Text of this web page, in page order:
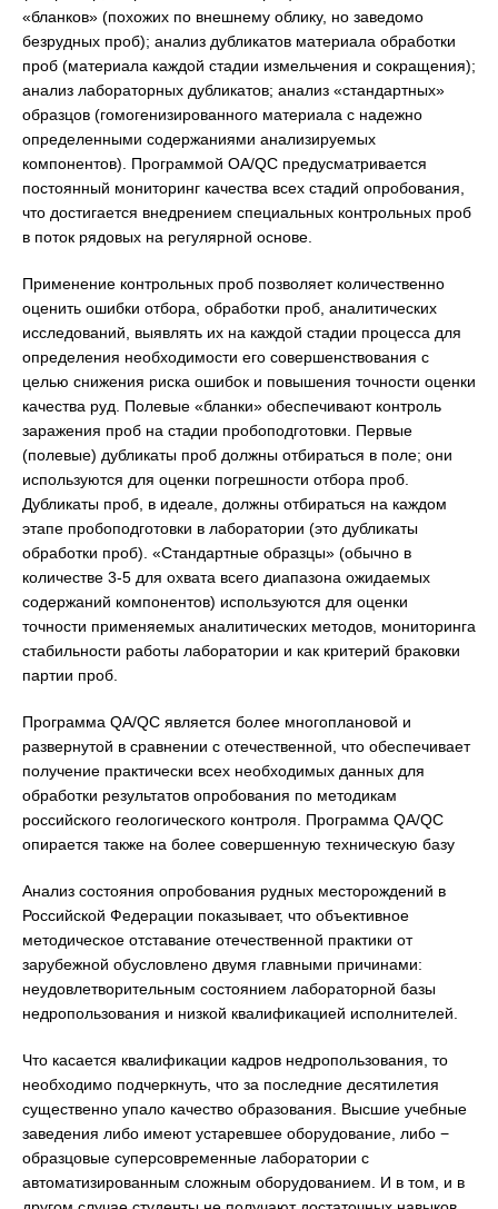
«бланков» (похожих по внешнему облику, но заведомо
безрудных проб); анализ дубликатов материала обработки
проб (материала каждой стадии измельчения и сокращения);
анализ лабораторных дубликатов; анализ «стандартных»
образцов (гомогенизированного материала с надежно
определенными содержаниями анализируемых
компонентов). Программой OA/QC предусматривается
постоянный мониторинг качества всех стадий опробования,
что достигается внедрением специальных контрольных проб
в поток рядовых на регулярной основе.
Применение контрольных проб позволяет количественно
оценить ошибки отбора, обработки проб, аналитических
исследований, выявлять их на каждой стадии процесса для
определения необходимости его совершенствования с
целью снижения риска ошибок и повышения точности оценки
качества руд. Полевые «бланки» обеспечивают контроль
заражения проб на стадии пробоподготовки. Первые
(полевые) дубликаты проб должны отбираться в поле; они
используются для оценки погрешности отбора проб.
Дубликаты проб, в идеале, должны отбираться на каждом
этапе пробоподготовки в лаборатории (это дубликаты
обработки проб). «Стандартные образцы» (обычно в
количестве 3-5 для охвата всего диапазона ожидаемых
содержаний компонентов) используются для оценки
точности применяемых аналитических методов, мониторинга
стабильности работы лаборатории и как критерий браковки
партии проб.
Программа QA/QC является более многоплановой и
развернутой в сравнении с отечественной, что обеспечивает
получение практически всех необходимых данных для
обработки результатов опробования по методикам
российского геологического контроля. Программа QA/QC
опирается также на более совершенную техническую базу
Анализ состояния опробования рудных месторождений в
Российской Федерации показывает, что объективное
методическое отставание отечественной практики от
зарубежной обусловлено двумя главными причинами:
неудовлетворительным состоянием лабораторной базы
недропользования и низкой квалификацией исполнителей.
Что касается квалификации кадров недропользования, то
необходимо подчеркнуть, что за последние десятилетия
существенно упало качество образования. Высшие учебные
заведения либо имеют устаревшее оборудование, либо −
образцовые суперсовременные лаборатории с
автоматизированным сложным оборудованием. И в том, и в